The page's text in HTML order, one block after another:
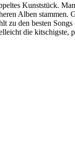
Kunststück.
Alben stammen.
zu den besten
die